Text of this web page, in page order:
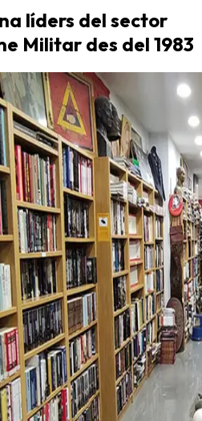
líders del sector
Militar des del 1983